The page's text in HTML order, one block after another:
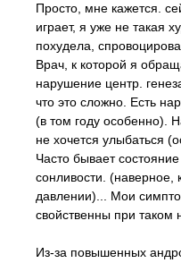
Просто, мне кажется.
играет, я уже не такая
похудела,
Врач, к которой я
нарушение центр.
что это сложно. Есть
(в том году особенно).
не хочется улыбаться
Часто бывает
сонливости. (наверное,
давлении)... Мои
свойственны при таком
Из-за повышенных